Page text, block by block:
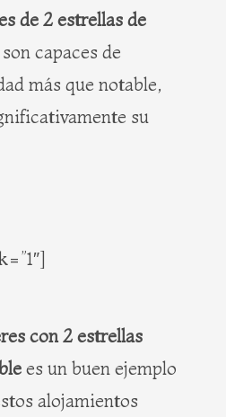
de 2 estrellas de
son capaces de
más que notable,
su
con 2 estrellas
es un buen ejemplo
alojamientos